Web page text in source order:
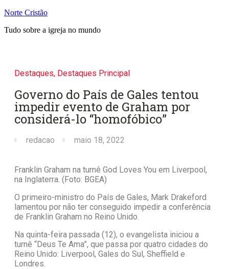
Norte Cristão
Tudo sobre a igreja no mundo
Destaques, Destaques Principal
Governo do País de Gales tentou
impedir evento de Graham por
considerá-lo “homofóbico”
redacao maio 18, 2022
Franklin Graham na turnê God Loves You em Liverpool,
na Inglaterra. (Foto: BGEA)
O primeiro-ministro do País de Gales, Mark Drakeford
lamentou por não ter conseguido impedir a conferência
de Franklin Graham no Reino Unido.
Na quinta-feira passada (12), o evangelista iniciou a
turnê “Deus Te Ama”, que passa por quatro cidades do
Reino Unido: Liverpool, Gales do Sul, Sheffield e
Londres.